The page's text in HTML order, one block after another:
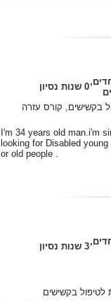
0 שנות נסיון
בקשישים, קורס עזרה
I'm 34 years old man.i'm
looking for Disabled
or old people .
3 שנות נסיון
בקשישים